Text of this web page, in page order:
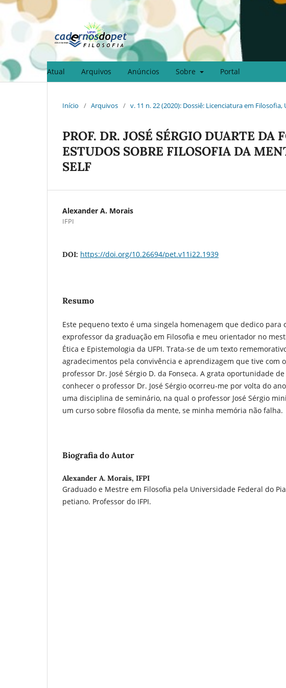
Atual Arquivos Anúncios Sobre Portal
Início / Arquivos / v. 11 n. 22 (2020): Dossiê: Licenciatura em Filosofia,
PROF. DR. JOSÉ SÉRGIO DUARTE DA
ESTUDOS SOBRE FILOSOFIA DA
SELF
Alexander A. Morais
IFPI
DOI: https://doi.org/10.26694/pet.v11i22.1939
Resumo
Este pequeno texto é uma singela homenagem que dedico para
exprofessor da graduação em Filosofia e meu orientador no
Ética e Epistemologia da UFPI. Trata-se de um texto
agradecimentos pela convivência e aprendizagem que tive com o
professor Dr. José Sérgio D. da Fonseca. A grata oportunidade de
conhecer o professor Dr. José Sérgio ocorreu-me por volta do
uma disciplina de seminário, na qual o professor José Sérgio
um curso sobre filosofia da mente, se minha memória não falha.
Biografia do Autor
Alexander A. Morais, IFPI
Graduado e Mestre em Filosofia pela Universidade Federal do
petiano. Professor do IFPI.